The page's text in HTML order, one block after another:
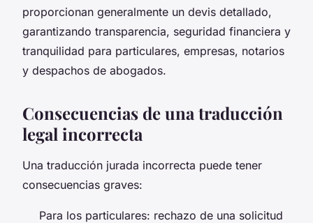
proporcionan generalmente un devis detallado,
garantizando transparencia, seguridad financiera y
tranquilidad para particulares, empresas, notarios
y despachos de abogados.
Consecuencias de una traducción
legal incorrecta
Una traducción jurada incorrecta puede tener
consecuencias graves:
Para los particulares: rechazo de una solicitud